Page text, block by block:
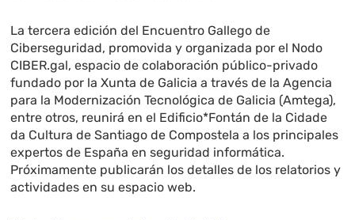
La tercera edición del Encuentro Gallego de
Ciberseguridad, promovida y organizada por el Nodo
CIBER.gal, espacio de colaboración público-privado
fundado por la Xunta de Galicia a través de la Agencia
para la Modernización Tecnológica de Galicia (Amtega),
entre otros, reunirá en el Edificio*Fontán de la Cidade
da Cultura de Santiago de Compostela a los principales
expertos de España en seguridad informática.
Próximamente publicarán los detalles de los relatorios y
actividades en su espacio web.